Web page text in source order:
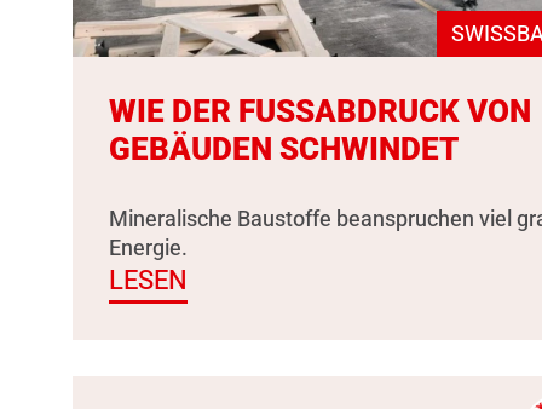
WIE DER FUSSABDRUCK VON
GEBÄUDEN SCHWINDET
Mineralische Baustoffe beanspruchen viel
Energie.
LESEN